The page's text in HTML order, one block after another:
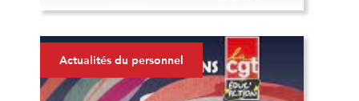
Actualités du personnel